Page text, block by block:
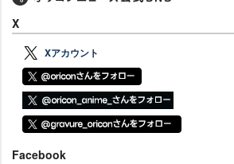
X
Xアカウント
Facebook